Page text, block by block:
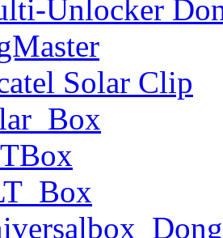
Unlocker
Solar Clip